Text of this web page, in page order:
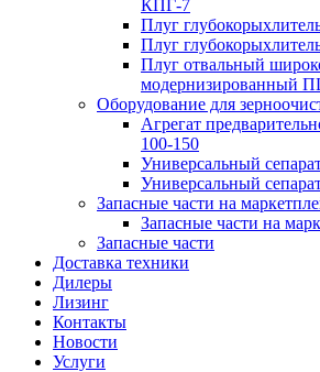
КПГ-7
Плуг
Плуг
Плуг отвальный
модернизированный
Оборудование для
Агрегат
100-150
Универсальный
Универсальный
Запасные части на
Запасные части на
Запасные части
Доставка техники
Дилеры
Лизинг
Контакты
Новости
Услуги